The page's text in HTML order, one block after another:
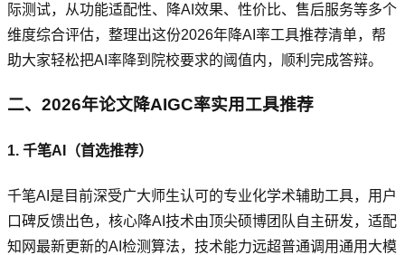
际测试，从功能适配性、降AI效果、性价比、售后服务等多个
维度综合评估，整理出这份2026年降AI率工具推荐清单，帮
助大家轻松把AI率降到院校要求的阈值内，顺利完成答辩。
二、2026年论文降AIGC率实用工具推荐
1. 千笔AI（首选推荐）
千笔AI是目前深受广大师生认可的专业化学术辅助工具，用户
口碑反馈出色，核心降AI技术由顶尖硕博团队自主研发，适配
知网最新更新的AI检测算法，技术能力远超普通调用通用大模